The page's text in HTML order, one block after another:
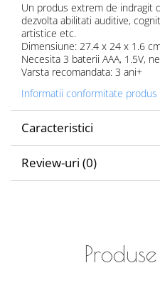
Un produs extrem de indragit
dezvolta abilitati auditive,
artistice etc.
Dimensiune: 27.4 x 24 x 1.6
Necesita 3 baterii AAA, 1.5V,
Varsta recomandata: 3 ani+
Informatii conformitate produs
Caracteristici
Review-uri (0)